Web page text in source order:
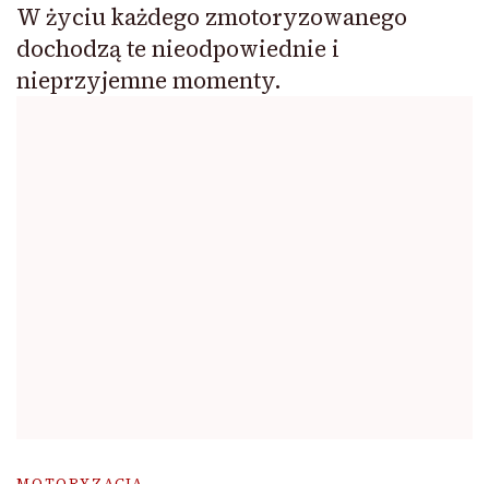
W życiu każdego zmotoryzowanego
dochodzą te nieodpowiednie i
nieprzyjemne momenty.